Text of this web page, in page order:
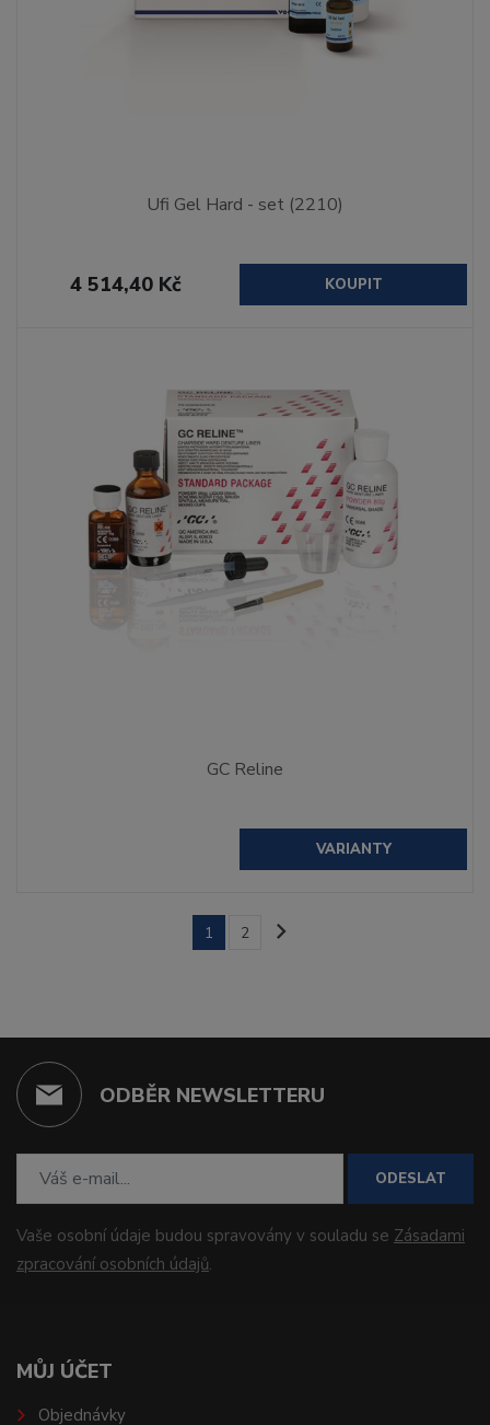
Ufi Gel Hard - set (2210)
4 514,40 Kč KOUPIT
GC Reline
VARIANTY
1 2
ODBĚR NEWSLETTERU
ODESLAT
Vaše osobní údaje budou spravovány v souladu se Zásadami
zpracování osobních údajů.
MŮJ ÚČET
Objednávky